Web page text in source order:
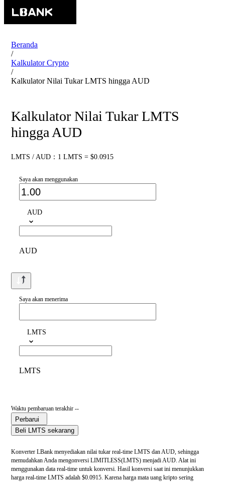
Beranda
/
Kalkulator Crypto
/
Kalkulator Nilai Tukar LMTS hingga AUD
Kalkulator Nilai Tukar LMTS
hingga AUD
LMTS / AUD：1 LMTS = $0.0915
Saya akan menggunakan
AUD
AUD
Saya akan menerima
LMTS
LMTS
Waktu pembaruan terakhir --
Perbarui
Beli LMTS sekarang
Konverter LBank menyediakan nilai tukar real-time LMTS dan AUD, sehingga
memudahkan Anda mengonversi LIMITLESS(LMTS) menjadi AUD. Alat ini
menggunakan data real-time untuk konversi. Hasil konversi saat ini menunjukkan
harga real-time LMTS adalah $0.0915. Karena harga mata uang kripto sering